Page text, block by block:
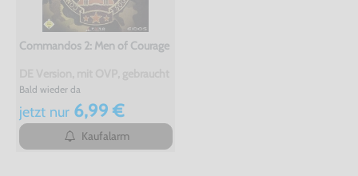
Commandos 2: Men of Courage
Bald wieder da
jetzt nur6,99 €
Kaufalarm